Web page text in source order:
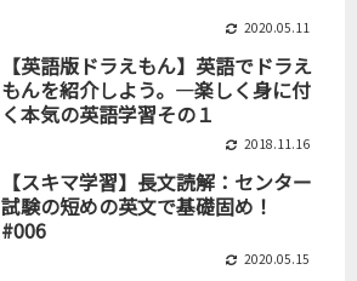
2020.05.11
【英語版ドラえもん】英語でドラえ
もんを紹介しよう。―楽しく身に付
く本気の英語学習その１
2018.11.16
【スキマ学習】長文読解：センター
試験の短めの英文で基礎固め！
#006
2020.05.15